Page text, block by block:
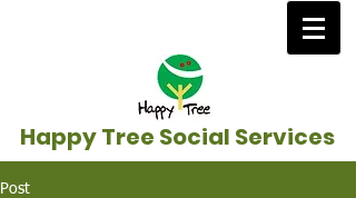
Happy Tree Social Services
Post